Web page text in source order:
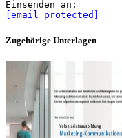
[email protected]
Zugehörige Unterlagen